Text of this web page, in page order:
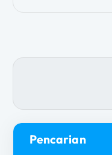
g
a
s
i
Pencarian